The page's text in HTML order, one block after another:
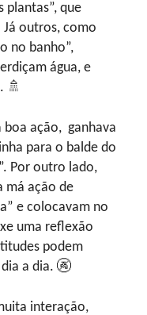
plantas”, que
outros, como
no banho”,
água, e
🚿
boa ação, ganhava
para o balde do
Por outro lado,
má ação de
e colocavam no
uma reflexão
podem
a dia. 🚱
interação,